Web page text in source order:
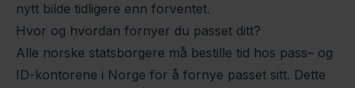
nytt bilde tidligere enn forventet.
Hvor og hvordan fornyer du passet ditt?
Alle norske statsborgere må bestille tid hos pass– og
ID-kontorene i Norge for å fornye passet sitt. Dette